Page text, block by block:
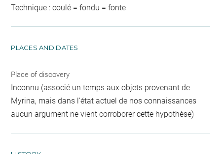
Technique : coulé = fondu = fonte
PLACES AND DATES
Place of discovery
Inconnu (associé un temps aux objets provenant de
Myrina, mais dans l'état actuel de nos connaissances
aucun argument ne vient corroborer cette hypothèse)